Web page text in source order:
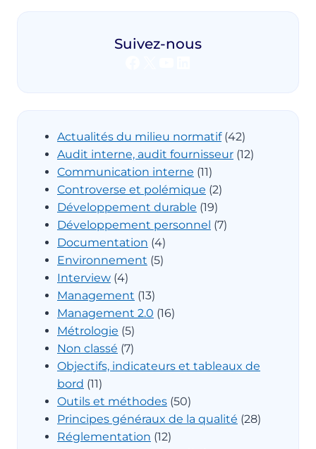
Suivez-nous
Actualités du milieu normatif(42)
Audit interne, audit fournisseur (12)
Communication interne (11)
Controverse et polémique (2)
Développement durable (19)
Développement personnel (7)
Documentation (4)
Environnement (5)
Interview (4)
Management (13)
Management 2.0 (16)
Métrologie (5)
Non classé (7)
Objectifs, indicateurs et tableaux de
bord (11)
Outils et méthodes (50)
Principes généraux de la qualité (28)
Réglementation (12)